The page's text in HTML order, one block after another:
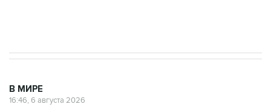
В МИРЕ
16:46, 6 августа 2026